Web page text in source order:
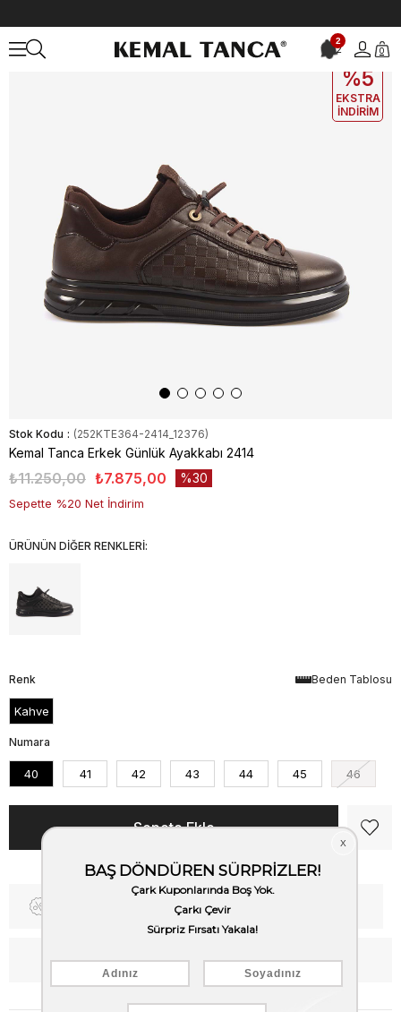
2
2 0
EKLE5
%5
EKSTRA
İNDİRİM
Stok Kodu (252KTE364-2414_12376)
Kemal Tanca Erkek Günlük Ayakkabı 2414
₺11.250,00 ₺7.875,00 30
Sepette %20 Net İndirim
ÜRÜNÜN DİĞER RENKLERİ:
Beden Tablosu
Renk
Kahve
Numara
40 41 42 43 44 45 46
Fiyat Düşünce Haber Ver
WhatsApp’tan Bilgi Al